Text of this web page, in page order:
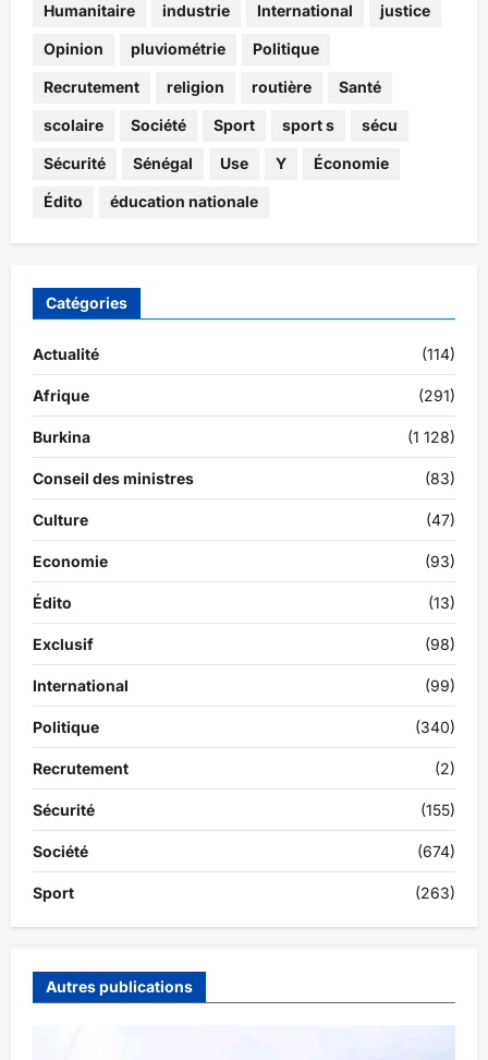
Humanitaire industrie International justice
Opinion pluviométrie Politique
Recrutement religion routière Santé
scolaire Société Sport sport s sécu
Sécurité Sénégal Use Y Économie
Édito éducation nationale
Catégories
Actualité (114)
Afrique (291)
Burkina (1 128)
Conseil des ministres (83)
Culture (47)
Economie (93)
Édito (13)
Exclusif (98)
International (99)
Politique (340)
Recrutement (2)
Sécurité (155)
Société (674)
Sport (263)
Autres publications